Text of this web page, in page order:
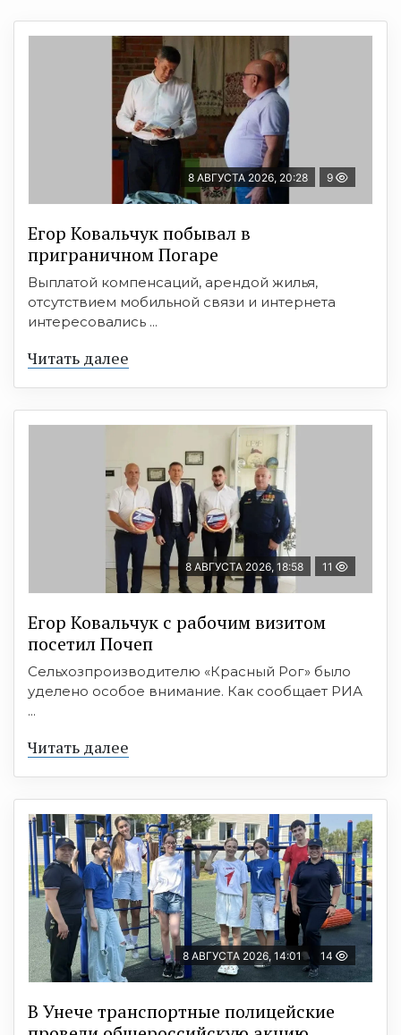
8 АВГУСТА 2026, 20:28 9
Егор Ковальчук побывал в
приграничном Погаре
Выплатой компенсаций, арендой жилья,
отсутствием мобильной связи и интернета
интересовались ...
Читать далее
8 АВГУСТА 2026, 18:58 11
Егор Ковальчук с рабочим визитом
посетил Почеп
Сельхозпроизводителю «Красный Рог» было
уделено особое внимание. Как сообщает РИА
...
Читать далее
8 АВГУСТА 2026, 14:01 14
В Унече транспортные полицейские